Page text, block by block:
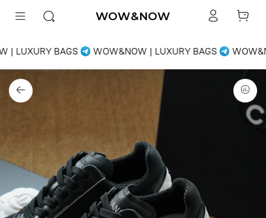
WOW&NOW
| LUXURY BAGS WOW&NOW | LUXURY BAGS